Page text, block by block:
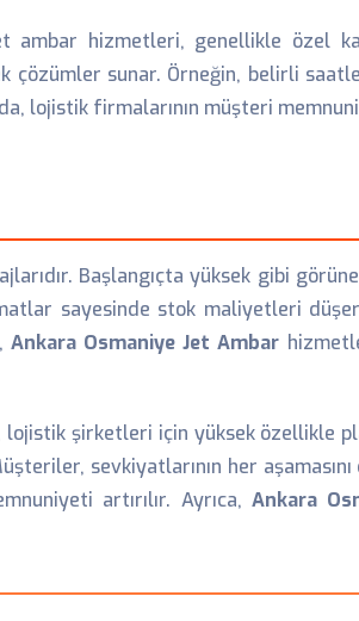
jet ambar hizmetleri, genellikle
sunar. Örneğin, belirli
lojistik firmalarının müşteri
Başlangıçta yüksek gibi
sayesinde stok maliyetleri
Ankara Osmaniye Jet Ambar
lojistik şirketleri için yüksek
sevkiyatlarının her
artırılır. Ayrıca, Ankara